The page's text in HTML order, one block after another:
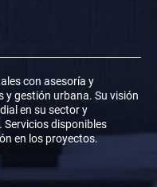
con asesoría y
y gestión urbana. Su visión
en su sector y
disponibles
en los proyectos.